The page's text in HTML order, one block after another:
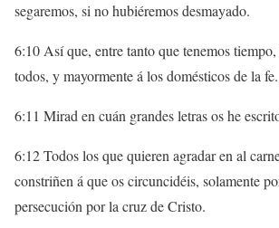
segaremos, si no hubiéremos desmayado.
6:10 Así que, entre tanto que tenemos
todos, y mayormente á los domésticos de la fe.
6:11 Mirad en cuán grandes letras os he
6:12 Todos los que quieren agradar en al
constriñen á que os circuncidéis, solamente
persecución por la cruz de Cristo.